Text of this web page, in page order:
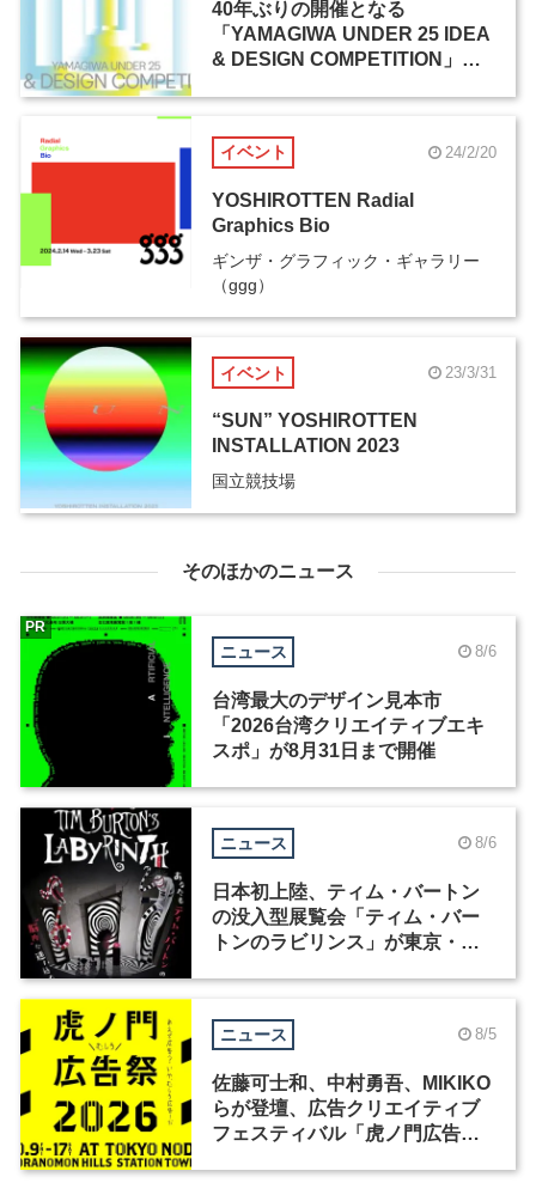
40年ぶりの開催となる
「YAMAGIWA UNDER 25 IDEA
& DESIGN COMPETITION」、5
イベント 24/2/20
YOSHIROTTEN Radial
Graphics Bio
ギンザ・グラフィック・ギャラリー
（ggg）
イベント 23/3/31
“SUN” YOSHIROTTEN
INSTALLATION 2023
国立競技場
そのほかのニュース
ニュース 8/6
台湾最大のデザイン見本市
「2026台湾クリエイティブエキ
スポ」が8月31日まで開催
PR
ニュース 8/6
日本初上陸、ティム・バートン
の没入型展覧会「ティム・バー
トンのラビリンス」が東京・豊
ニュース 8/5
佐藤可士和、中村勇吾、MIKIKO
らが登壇、広告クリエイティブ
フェスティバル「虎ノ門広告